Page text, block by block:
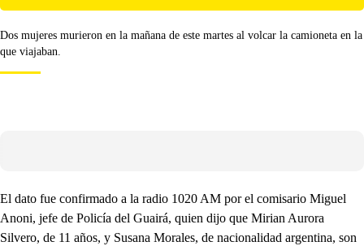
Dos mujeres murieron en la mañana de este martes al volcar la camioneta en la
que viajaban.
El dato fue confirmado a la radio 1020 AM por el comisario Miguel
Anoni, jefe de Policía del Guairá, quien dijo que Mirian Aurora
Silvero, de 11 años, y Susana Morales, de nacionalidad argentina, son